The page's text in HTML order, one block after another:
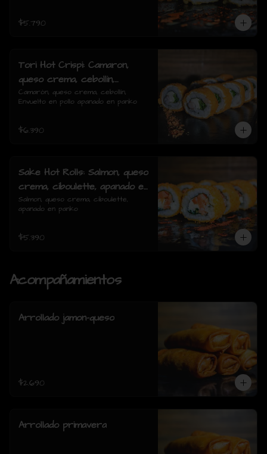
$5.790
Tori Hot Crispi: Camaron,
queso crema, cebollin,
Envuelto en pollo apanado en
panko
Camarón, queso crema, cebollín,
Envuelto en pollo apanado en panko
$6.390
Sake Hot Rolls: Salmon, queso
crema, ciboulette, apanado en
panko
Salmon, queso crema, ciboulette,
apanado en panko
$5.390
Acompañamientos
Arrollado jamon-queso
$2.690
Arrollado primavera